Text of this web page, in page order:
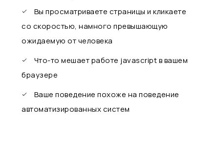
Вы просматриваете страницы и кликаете
со скоростью, намного превышающую
ожидаемую от человека
Что-то мешает работе javascript в вашем
браузере
Ваше поведение похоже на поведение
автоматизированных систем